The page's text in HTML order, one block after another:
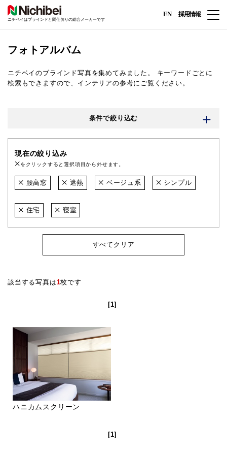
ニチベイはブラインドと間仕切りの総合メーカーです
EN 採用情報
フォトアルバム
ニチベイのブラインド写真を集めてみました。
キーワードごとに
検索もできますので、インテリアの参考にご覧ください。
条件で絞り込む
現在の絞り込み
をクリックすると選択項目から外せます。
腰高窓 遮熱 ベージュ系 シンプル
住宅 寝室
すべてクリア
該当する写真は1枚です
[1]
ハニカムスクリーン
[1]